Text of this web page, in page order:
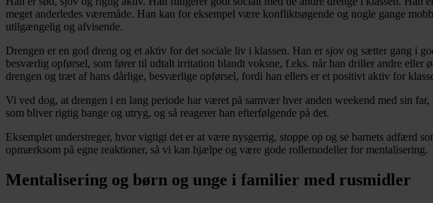
meget anderledes væremåde. Han kan for eksempel være konfliktsøgende og nogle gange
utilgængelig og afvisende.
Drengen er en god dreng og et aktiv for det sociale liv i klassen. Han er sjov og sætter gang i
besværlig opførsel, som fører til udtalt irritation blandt voksne, f.eks. når han driller andre
drengen og træt af hans dårlige, besværlige opførsel, fordi han ellers er et positivt aktiv for
Vi ved dog, at drengen i en lang periode har været på samvær hver anden weekend med sin
som bliver rigtig bange og utryg, og så reagerer han efterfølgende på det.
Eksemplet understreger, hvor vigtigt det er at være nysgerrig, stoppe op og se barnets adfærd
opmærksom på egne reaktioner, så vi kan hjælpe og være gode rollemodeller for mentalisering.
Mentalisering og børn og unge i familier med rusmidler